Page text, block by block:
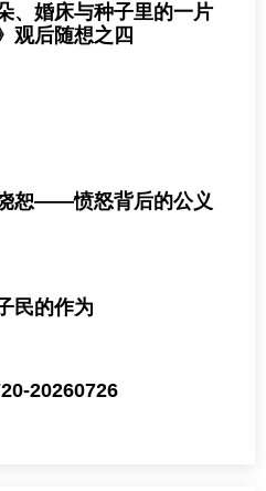
、婚床与种子里的一片
后随想之四
恕——愤怒背后的公义
民的作为
20260726